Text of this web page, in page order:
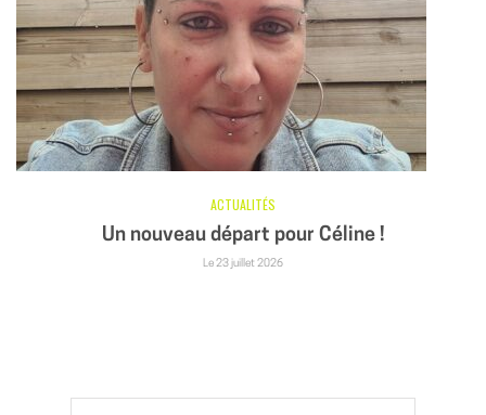
ACTUALITÉS
Un nouveau départ pour Céline !
Le 23 juillet 2026